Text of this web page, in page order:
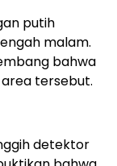
putih
malam.
bahwa
tersebut.
detektor